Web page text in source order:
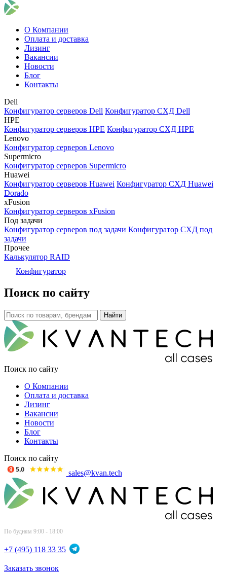
О Компании
Оплата и доставка
Лизинг
Вакансии
Новости
Блог
Контакты
Dell
Конфигуратор серверов Dell Конфигуратор СХД Dell
HPE
Конфигуратор серверов HPE Конфигуратор СХД HPE
Lenovo
Конфигуратор серверов Lenovo
Supermicro
Конфигуратор серверов Supermicro
Huawei
Конфигуратор серверов Huawei Конфигуратор СХД Huawei
Dorado
xFusion
Конфигуратор серверов xFusion
Под задачи
Конфигуратор серверов под задачи Конфигуратор СХД под
задачи
Прочее
Калькулятор RAID
Конфигуратор
Поиск по сайту
Поиск по сайту
О Компании
Оплата и доставка
Лизинг
Вакансии
Новости
Блог
Контакты
Поиск по сайту
sales@kvan.tech
По будням 9:00 - 18:00
+7 (495) 118 33 35
Заказать звонок